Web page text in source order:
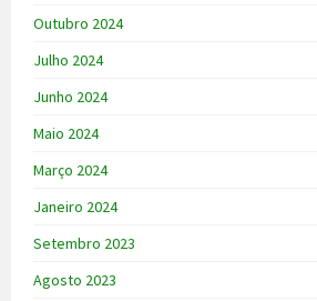
Outubro 2024
Julho 2024
Junho 2024
Maio 2024
Março 2024
Janeiro 2024
Setembro 2023
Agosto 2023